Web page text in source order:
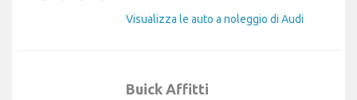
Visualizza le auto a noleggio di Audi
Buick Affitti